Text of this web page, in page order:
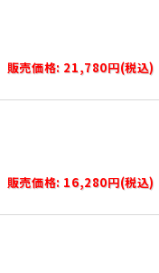
販売価格: 21,780円(税込)
販売価格: 16,280円(税込)